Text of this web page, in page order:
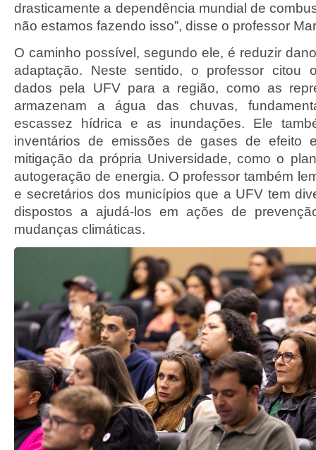
drasticamente a dependência mundial de
não estamos fazendo isso”, disse o professor
O caminho possível, segundo ele, é reduzir
adaptação. Neste sentido, o professor citou
dados pela UFV para a região, como as
armazenam a água das chuvas,
escassez hídrica e as inundações. Ele
inventários de emissões de gases de efeito
mitigação da própria Universidade, como o
autogeração de energia. O professor também
e secretários dos municípios que a UFV tem
dispostos a ajudá-los em ações de
mudanças climáticas.